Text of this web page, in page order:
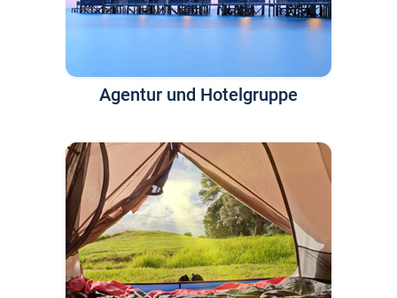
Agentur und Hotelgruppe